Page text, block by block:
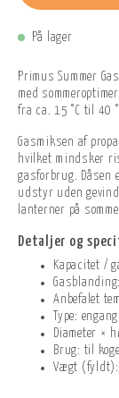
På lager
Primus Summer
med
fra ca. 15 °C til 40
Gasmiksen af
hvilket mindsker
gasforbrug. Dåsen
udstyr uden
lanterner på
Detaljer og
Kapacitet /
Anbefalet
Type:
Diameter ×
Brug: til
Vægt